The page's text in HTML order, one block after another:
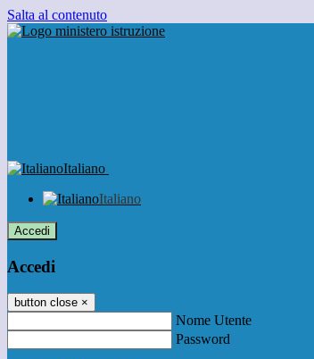
Salta al contenuto
Italiano
Italiano
Accedi
Accedi
button close ×
Nome Utente
Password